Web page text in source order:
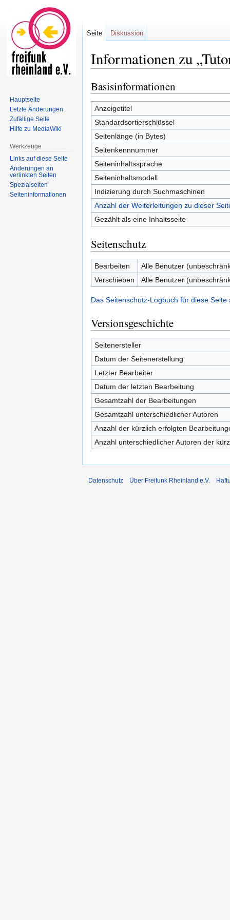
Informationen zu
Zur
Navigation
springen
Zur
Suche
springen
Basisinformationen
Anzeigetitel
Standardsortierschlüssel
Seitenlänge (in Bytes)
Seitenkennnummer
Seiteninhaltssprache
Seiteninhaltsmodell
Indizierung durch Suchmaschinen
Anzahl der Weiterleitungen zu dieser
Gezählt als eine Inhaltsseite
Seitenschutz
Bearbeiten
Alle Benutzer
Verschieben
Alle Benutzer
Das Seitenschutz-Logbuch für diese Seite
Versionsgeschichte
Seitenersteller
Datum der Seitenerstellung
Letzter Bearbeiter
Datum der letzten Bearbeitung
Gesamtzahl der Bearbeitungen
Gesamtzahl unterschiedlicher Autoren
Anzahl der kürzlich erfolgten
Anzahl unterschiedlicher Autoren der
Seite Diskussion
Hauptseite
Letzte Änderungen
Zufällige Seite
Hilfe zu MediaWiki
Werkzeuge
Links auf diese Seite
Änderungen an
verlinkten Seiten
Spezialseiten
Seiten­informationen
Datenschutz Über Freifunk Rheinland e.V.